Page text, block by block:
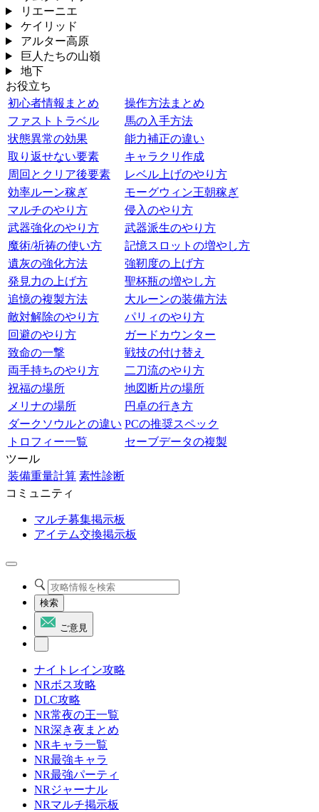
リエーニエ
ケイリッド
アルター高原
巨人たちの山嶺
地下
お役立ち
初心者情報まとめ
操作方法まとめ
ファストトラベル
馬の入手方法
状態異常の効果
能力補正の違い
取り返せない要素
キャラクリ作成
周回とクリア後要素
レベル上げのやり方
効率ルーン稼ぎ
モーグウィン王朝稼ぎ
マルチのやり方
侵入のやり方
武器強化のやり方
武器派生のやり方
魔術/祈祷の使い方
記憶スロットの増やし方
遺灰の強化方法
強靭度の上げ方
発見力の上げ方
聖杯瓶の増やし方
追憶の複製方法
大ルーンの装備方法
敵対解除のやり方
パリィのやり方
回避のやり方
ガードカウンター
致命の一撃
戦技の付け替え
両手持ちのやり方
二刀流のやり方
祝福の場所
地図断片の場所
メリナの場所
円卓の行き方
ダークソウルとの違い PCの推奨スペック
トロフィー一覧
セーブデータの複製
ツール
装備重量計算 素性診断
コミュニティ
マルチ募集掲示板
アイテム交換掲示板
検索
ご意見
ナイトレイン攻略
NRボス攻略
DLC攻略
NR常夜の王一覧
NR深き夜まとめ
NRキャラ一覧
NR最強キャラ
NR最強パーティ
NRジャーナル
NRマルチ掲示板